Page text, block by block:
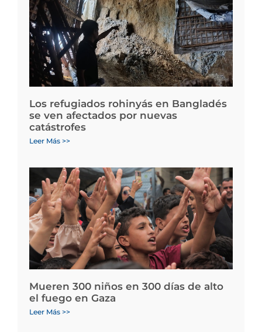
Los refugiados rohinyás en Bangladés
se ven afectados por nuevas
catástrofes
Leer Más >>
Mueren 300 niños en 300 días de alto
el fuego en Gaza
Leer Más >>